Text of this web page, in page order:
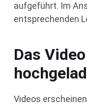
aufgeführt. Im
entsprechenden
Das
Videos